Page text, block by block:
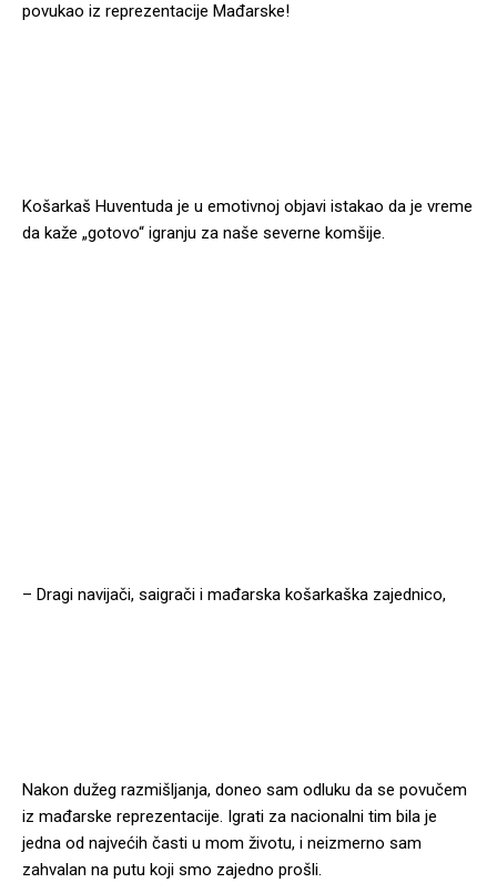
povukao iz reprezentacije Mađarske!
Košarkaš Huventuda je u emotivnoj objavi istakao da je vreme
da kaže „gotovo“ igranju za naše severne komšije.
– Dragi navijači, saigrači i mađarska košarkaška zajednico,
Nakon dužeg razmišljanja, doneo sam odluku da se povučem
iz mađarske reprezentacije. Igrati za nacionalni tim bila je
jedna od najvećih časti u mom životu, i neizmerno sam
zahvalan na putu koji smo zajedno prošli.